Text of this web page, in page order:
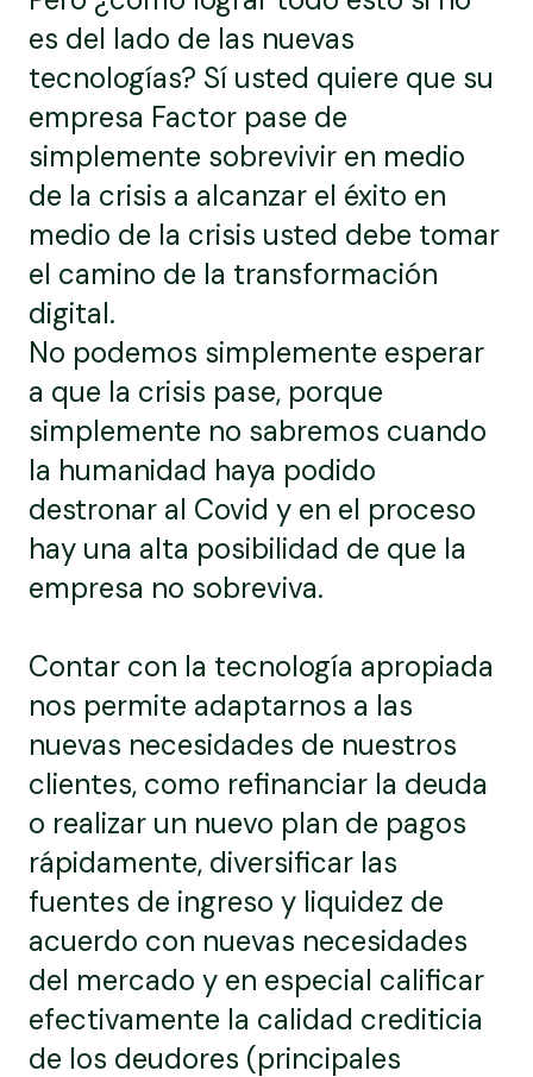
es del lado de las nuevas
tecnologías? Sí usted quiere que su
empresa Factor pase de
simplemente sobrevivir en medio
de la crisis a alcanzar el éxito en
medio de la crisis usted debe tomar
el camino de la transformación
digital.
No podemos simplemente esperar
a que la crisis pase, porque
simplemente no sabremos cuando
la humanidad haya podido
destronar al Covid y en el proceso
hay una alta posibilidad de que la
empresa no sobreviva.
Contar con la tecnología apropiada
nos permite adaptarnos a las
nuevas necesidades de nuestros
clientes, como refinanciar la deuda
o realizar un nuevo plan de pagos
rápidamente, diversificar las
fuentes de ingreso y liquidez de
acuerdo con nuevas necesidades
del mercado y en especial calificar
efectivamente la calidad crediticia
de los deudores (principales